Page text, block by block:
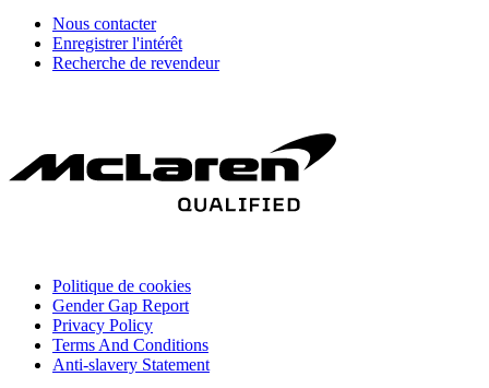
Nous contacter
Enregistrer l'intérêt
Recherche de revendeur
Politique de cookies
Gender Gap Report
Privacy Policy
Terms And Conditions
Anti-slavery Statement